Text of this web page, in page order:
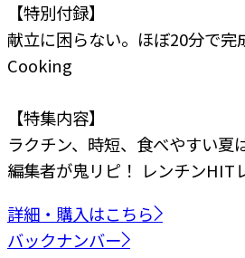
【特別付録】
献立に困らない。ほぼ20分で完
Cooking
【特集内容】
ラクチン、時短、食べやすい夏
編集者が鬼リピ！ レンチンHIT
詳細・購入はこちら
バックナンバー